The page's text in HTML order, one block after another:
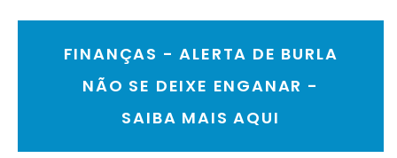
FINANÇAS - ALERTA DE BURLA
NÃO SE DEIXE ENGANAR -
SAIBA MAIS AQUI